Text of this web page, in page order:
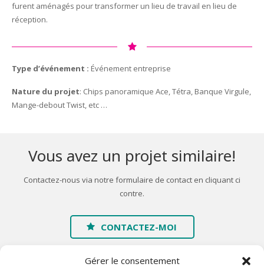
Gérer le consentement
furent aménagés pour transformer un lieu de travail en lieu de
réception.
Type d’événement : Événement entreprise
Nature du projet: Chips panoramique Ace, Tétra, Banque Virgule,
Mange-debout Twist, etc …
Vous avez un projet similaire!
Contactez-nous via notre formulaire de contact en cliquant ci
contre.
CONTACTEZ-MOI